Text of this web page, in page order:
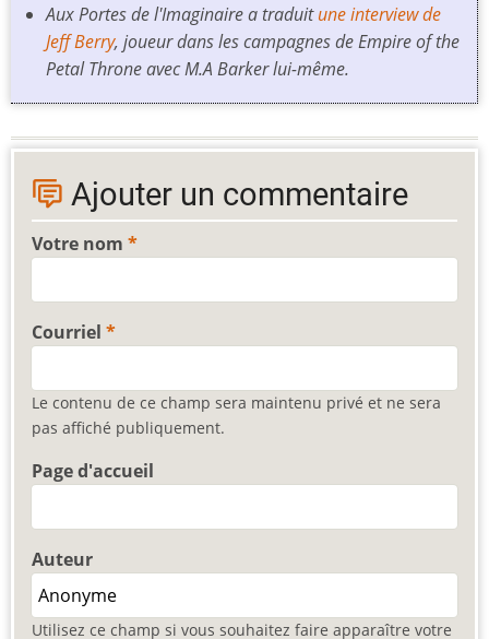
Aux Portes de l'Imaginaire a traduitune interview de
Jeff Berry, joueur dans les campagnes deEmpire of the
Petal Throneavec M.A Barker lui-même.
Ajouter un commentaire
Votre nom
Courriel
Le contenu de ce champ sera maintenu privé et ne sera
pas affiché publiquement.
Page d'accueil
Auteur
Utilisez ce champ si vous souhaitez faire apparaître votre